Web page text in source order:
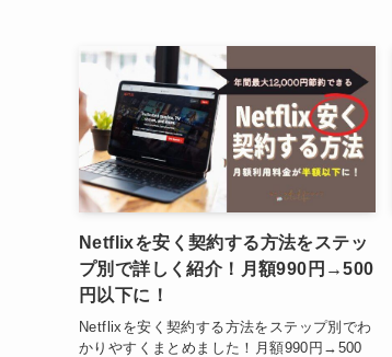
Netflixを安く契約する方法をステッ
プ別で詳しく紹介！月額990円→500
円以下に！
Netflixを安く契約する方法をステップ別でわ
かりやすくまとめました！月額990円→500